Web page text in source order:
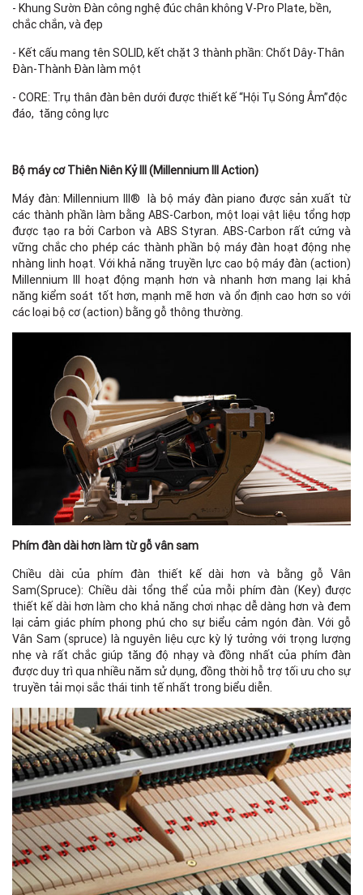
- Khung Sườn Đàn công nghệ đúc chân không V-Pro Plate, bền,
chắc chắn, và đẹp
- Kết cấu mang tên SOLID, kết chặt 3 thành phần: Chốt Dây-Thân
Đàn-Thành Đàn làm một
- CORE: Trụ thân đàn bên dưới được thiết kế “Hội Tụ Sóng Âm”độc
đáo, tăng công lực
Bộ máy cơ Thiên Niên Kỷ III (Millennium III Action)
Máy đàn: Millennium III® là bộ máy đàn piano được sản xuất từ
các thành phần làm bằng ABS-Carbon, một loại vật liệu tổng hợp
được tạo ra bởi Carbon và ABS Styran. ABS-Carbon rất cứng và
vững chắc cho phép các thành phần bộ máy đàn hoạt động nhẹ
nhàng linh hoạt. Với khả năng truyền lực cao bộ máy đàn (action)
Millennium III hoạt động mạnh hơn và nhanh hơn mang lại khả
năng kiểm soát tốt hơn, mạnh mẽ hơn và ổn định cao hơn so với
các loại bộ cơ (action) bằng gỗ thông thường.
Phím đàn dài hơn làm từ gỗ vân sam
Chiều dài của phím đàn thiết kế dài hơn và bằng gỗ Vân
Sam(Spruce): Chiều dài tổng thể của mỗi phím đàn (Key) được
thiết kế dài hơn làm cho khả năng chơi nhạc dễ dàng hơn và đem
lại cảm giác phím phong phú cho sự biểu cảm ngón đàn. Với gỗ
Vân Sam (spruce) là nguyên liệu cực kỳ lý tưởng với trọng lượng
nhẹ và rất chắc giúp tăng độ nhạy và đồng nhất của phím đàn
được duy trì qua nhiều năm sử dụng, đồng thời hỗ trợ tối ưu cho sự
truyền tải mọi sắc thái tinh tế nhất trong biểu diễn.